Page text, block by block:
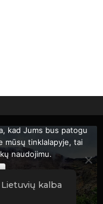
Lietuvių kalba
kad Jums bus patogu
mūsų tinklalapyje, tai
naudojimu.